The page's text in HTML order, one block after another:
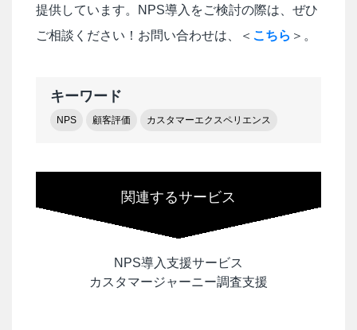
提供しています。NPS導入をご検討の際は、ぜひ
ご相談ください！お問い合わせは、＜ こちら ＞。
キーワード
NPS 顧客評価 カスタマーエクスペリエンス
関連するサービス
NPS導入支援サービス
カスタマージャーニー調査支援